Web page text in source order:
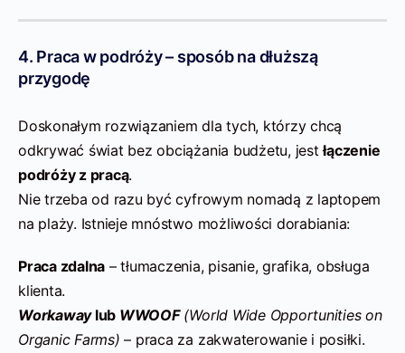
4. Praca w podróży – sposób na dłuższą
przygodę
Doskonałym rozwiązaniem dla tych, którzy chcą
odkrywać świat bez obciążania budżetu, jestłączenie
podróży z pracą.
Nie trzeba od razu być cyfrowym nomadą z laptopem
na plaży. Istnieje mnóstwo możliwości dorabiania:
Praca zdalna – tłumaczenia, pisanie, grafika, obsługa
klienta.
Workawaylub WWOOF(World Wide Opportunities on
Organic Farms) – praca za zakwaterowanie i posiłki.